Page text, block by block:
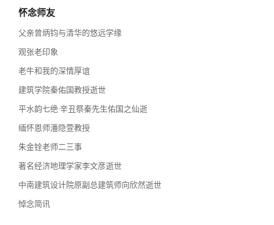
怀念师友
父亲曾炳钧与清华的悠远学缘
观张老印象
老牛和我的深情厚谊
建筑学院秦佑国教授逝世
平水韵七绝·辛丑祭秦先生佑国之仙逝
缅怀恩师潘隐萱教授
朱金铨老师二三事
著名经济地理学家李文彦逝世
中南建筑设计院原副总建筑师向欣然逝世
悼念简讯